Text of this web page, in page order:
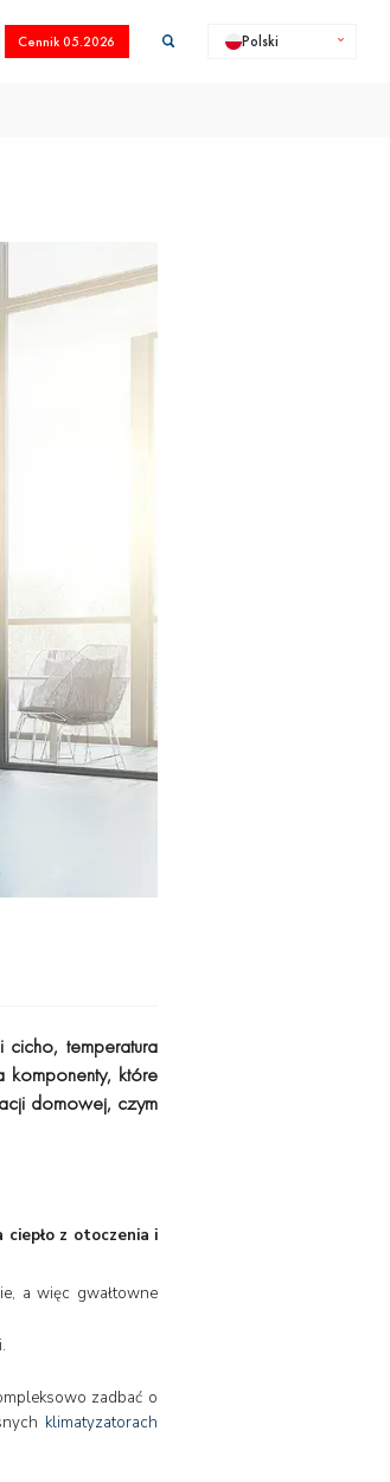
Cennik 05.2026 Polski
cicho, temperatura
komponenty, które
domowej, czym
ciepło z otoczenia i
a więc gwałtowne
zadbać o
klimatyzatorach